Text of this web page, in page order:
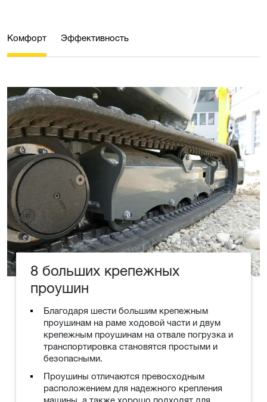
Комфорт Эффективность
8 больших крепежных
проушин
Благодаря шести большим крепежным
проушинам на раме ходовой части и двум
крепежным проушинам на отвале погрузка и
транспортировка становятся простыми и
безопасными.
Проушины отличаются превосходным
расположением для надежного крепления
машины, а также хорошо подходят для